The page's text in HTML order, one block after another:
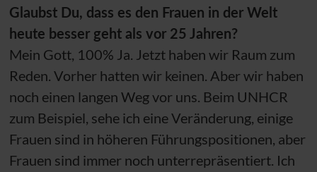
Glaubst Du, dass es den Frauen in der Welt
heute besser geht als vor 25 Jahren?
Mein Gott, 100% Ja. Jetzt haben wir Raum zum
Reden. Vorher hatten wir keinen. Aber wir haben
noch einen langen Weg vor uns. Beim UNHCR
zum Beispiel, sehe ich eine Veränderung, einige
Frauen sind in höheren Führungspositionen, aber
Frauen sind immer noch unterrepräsentiert. Ich